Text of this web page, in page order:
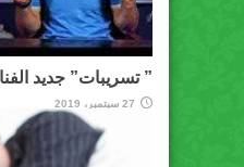
” تسريبات” جديد
27 سبتمبر، 2019